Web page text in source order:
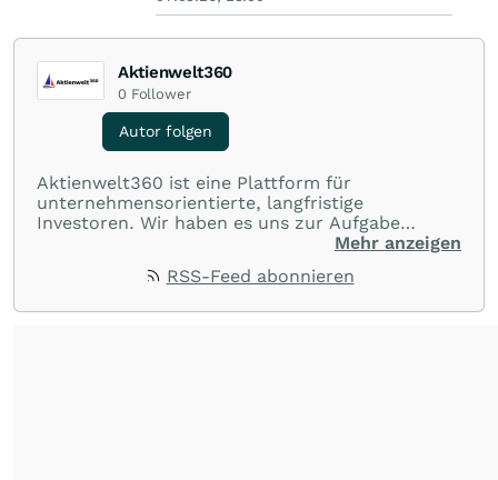
Aktienwelt360
0 Follower
Autor folgen
Aktienwelt360 ist eine Plattform für
unternehmensorientierte, langfristige
Investoren. Wir haben es uns zur Aufgabe
gemacht, dass jeder Herr über seine eigenen
kann. Dieser Mission begegnen wir mit Wort,
Mehr anzeigen
RSS-Feed abonnieren